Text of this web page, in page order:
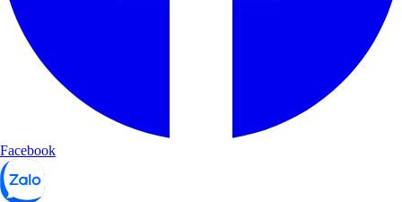
Facebook